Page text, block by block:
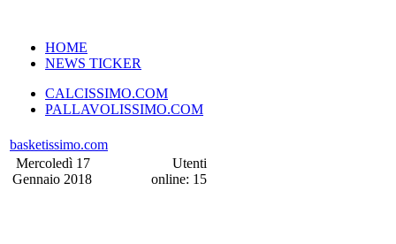
HOME
NEWS TICKER
CALCISSIMO.COM
PALLAVOLISSIMO.COM
basketissimo.com
Mercoledì 17
Gennaio 2018
Utenti
online: 15